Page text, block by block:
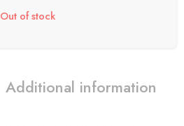
Out of stock
Additional information